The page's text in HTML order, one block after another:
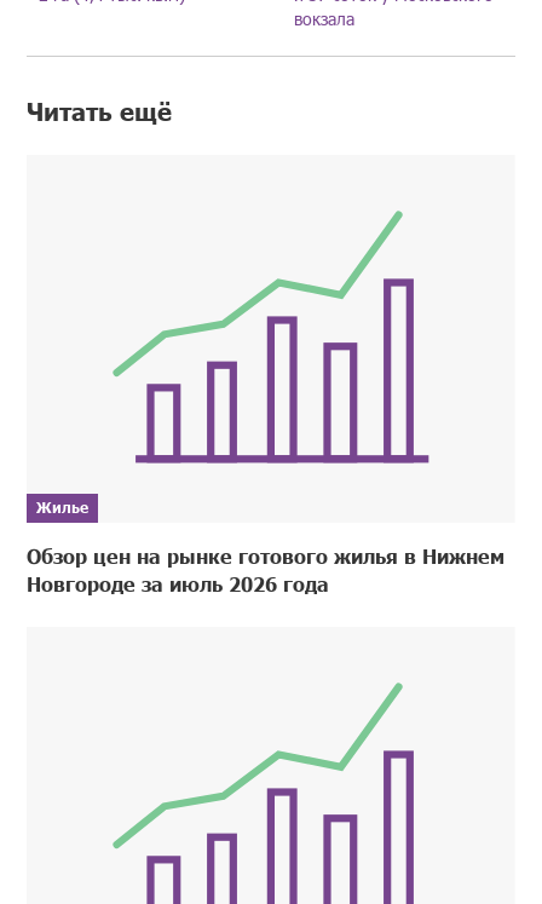
вокзала
Читать ещё
Жилье
Обзор цен на рынке готового жилья в Нижнем
Новгороде за июль 2026 года